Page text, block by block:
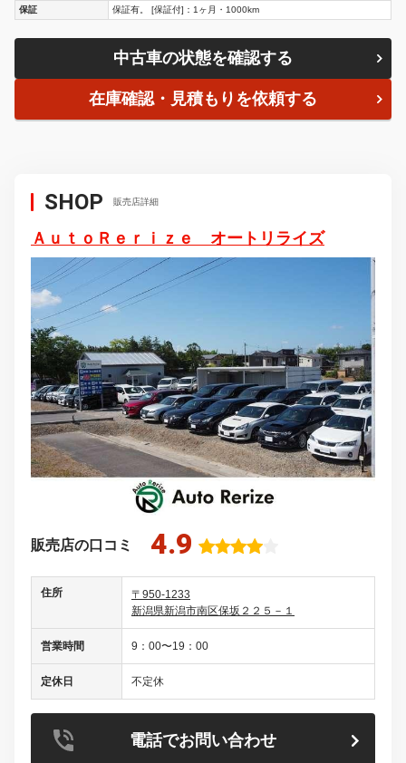
保証
保証有。 [保証付]：1ヶ月・1000km
中古車の状態を確認する
在庫確認・見積もりを依頼する
SHOP 販売店詳細
ＡｕｔｏＲｅｒｉｚｅ オートリライズ
販売店の口コミ 4.9
住所
〒950-1233
新潟県新潟市南区保坂２２５－１
営業時間 9：00〜19：00
定休日 不定休
電話でお問い合わせ